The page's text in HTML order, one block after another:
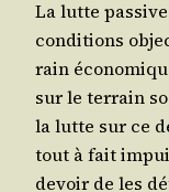
La lutte
condi­tions
rain
sur le ter­rain
la lutte sur ce
tout à fait
devoir de les